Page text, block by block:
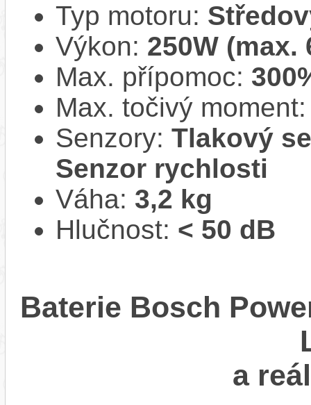
Typ motoru:
Výkon: 250W (max.
Max. přípomoc:
Max. točivý
Senzory: Tlakový
Senzor rychlosti
Váha: 3,2 kg
Hlučnost: < 50 dB
Baterie Bosch
a